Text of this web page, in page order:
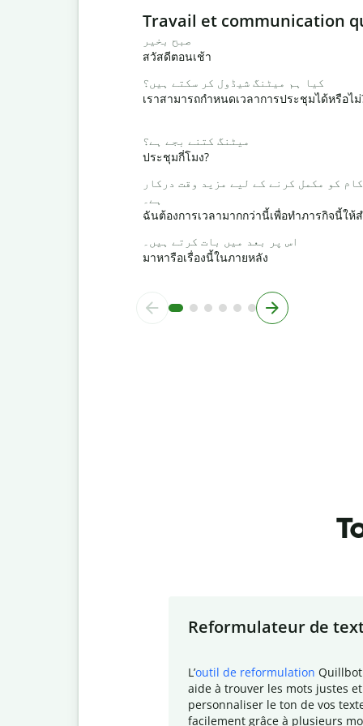
Slide 1 of 6
Travail et communication
صبح بخیر
สวัสดีตอนเช้า
کیا ہم میٹنگ شیڈول کر سکتے ہیں؟
เราสามารถกำหนดเวลาการประชุมได้หรือไม่
میٹنگ کتنے بجے ہے؟
ประชุมกี่โมง?
کو مکمل کرنے کے لیے مزید وقت درکار
ہے۔
ฉันต้องการเวลามากกว่านี้เพื่อทำภารกิจนี้ให้
اس پر بعد میں بات کرتے ہیں۔
มาหารือเรื่องนี้ในภายหลัง
Reformulateur de
L ’outil de reformulation
aide à trouver les mots justes
personnaliser le ton de vos
facilement grâce à plusieurs